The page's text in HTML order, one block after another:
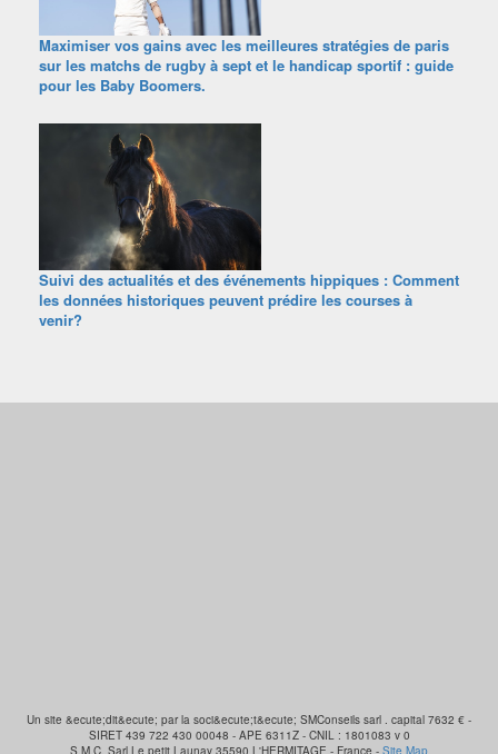
Maximiser vos gains avec les meilleures stratégies de paris
sur les matchs de rugby à sept et le handicap sportif : guide
pour les Baby Boomers.
Suivi des actualités et des événements hippiques : Comment
les données historiques peuvent prédire les courses à
venir?
Un site &ecute;dit&ecute; par la soci&ecute;t&ecute; SMConseils sarl . capital 7632 € -
SIRET 439 722 430 00048 - APE 6311Z - CNIL : 1801083 v 0
S.M.C. Sarl Le petit Launay 35590 L'HERMITAGE - France - Site Map